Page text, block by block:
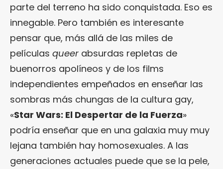
parte del terreno ha sido conquistada. Eso es
innegable. Pero también es interesante
pensar que, más allá de las miles de
películas queer absurdas repletas de
buenorros apolíneos y de los films
independientes empeñados en enseñar las
sombras más chungas de la cultura gay,
«Star Wars: El Despertar de la Fuerza»
podría enseñar que en una galaxia muy muy
lejana también hay homosexuales. A las
generaciones actuales puede que se la pele,